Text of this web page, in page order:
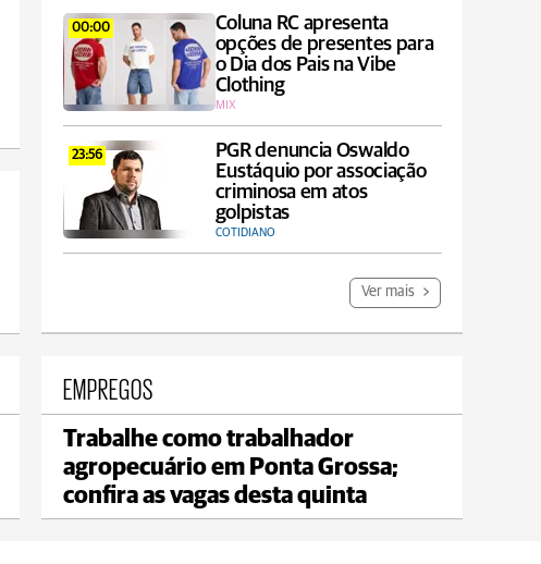
00:00
Coluna RC apresenta
opções de presentes para
o Dia dos Pais na Vibe
Clothing
MIX
23:56
PGR denuncia Oswaldo
Eustáquio por associação
criminosa em atos
golpistas
COTIDIANO
Ver mais
EMPREGOS
Trabalhe como trabalhador
agropecuário em Ponta Grossa;
confira as vagas desta quinta